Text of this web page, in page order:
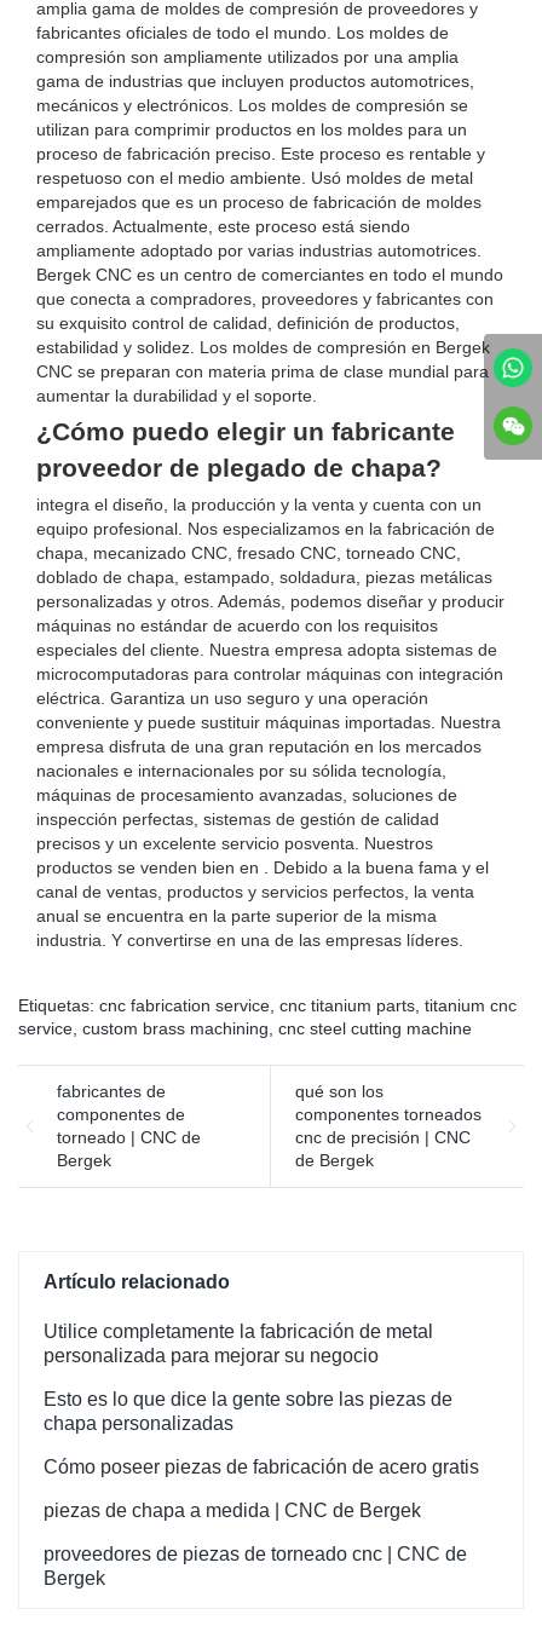
amplia gama de moldes de compresión de proveedores y
fabricantes oficiales de todo el mundo. Los moldes de
compresión son ampliamente utilizados por una amplia
gama de industrias que incluyen productos automotrices,
mecánicos y electrónicos. Los moldes de compresión se
utilizan para comprimir productos en los moldes para un
proceso de fabricación preciso. Este proceso es rentable y
respetuoso con el medio ambiente. Usó moldes de metal
emparejados que es un proceso de fabricación de moldes
cerrados. Actualmente, este proceso está siendo
ampliamente adoptado por varias industrias automotrices.
Bergek CNC es un centro de comerciantes en todo el mundo
que conecta a compradores, proveedores y fabricantes con
su exquisito control de calidad, definición de productos,
estabilidad y solidez. Los moldes de compresión en Bergek
CNC se preparan con materia prima de clase mundial para
aumentar la durabilidad y el soporte.
¿Cómo puedo elegir un fabricante
proveedor de plegado de chapa?
integra el diseño, la producción y la venta y cuenta con un
equipo profesional. Nos especializamos en la fabricación de
chapa, mecanizado CNC, fresado CNC, torneado CNC,
doblado de chapa, estampado, soldadura, piezas metálicas
personalizadas y otros. Además, podemos diseñar y producir
máquinas no estándar de acuerdo con los requisitos
especiales del cliente. Nuestra empresa adopta sistemas de
microcomputadoras para controlar máquinas con integración
eléctrica. Garantiza un uso seguro y una operación
conveniente y puede sustituir máquinas importadas. Nuestra
empresa disfruta de una gran reputación en los mercados
nacionales e internacionales por su sólida tecnología,
máquinas de procesamiento avanzadas, soluciones de
inspección perfectas, sistemas de gestión de calidad
precisos y un excelente servicio posventa. Nuestros
productos se venden bien en . Debido a la buena fama y el
canal de ventas, productos y servicios perfectos, la venta
anual se encuentra en la parte superior de la misma
industria. Y convertirse en una de las empresas líderes.
Etiquetas: cnc fabrication service, cnc titanium parts, titanium cnc
service, custom brass machining, cnc steel cutting machine
fabricantes de
componentes de
torneado | CNC de
Bergek
qué son los
componentes torneados
cnc de precisión | CNC
de Bergek
Artículo relacionado
Utilice completamente la fabricación de metal
personalizada para mejorar su negocio
Esto es lo que dice la gente sobre las piezas de
chapa personalizadas
Cómo poseer piezas de fabricación de acero gratis
piezas de chapa a medida | CNC de Bergek
proveedores de piezas de torneado cnc | CNC de
Bergek